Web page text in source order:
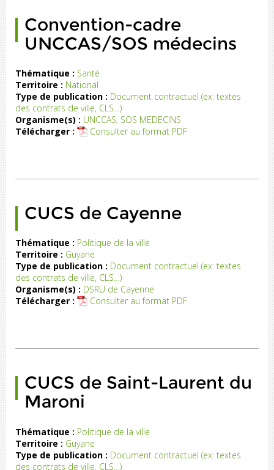
Convention-cadre
UNCCAS/SOS médecins
Thématique : Santé
Territoire : National
Type de publication : Document contractuel (ex: textes
des contrats de ville, CLS…)
Organisme(s) : UNCCAS, SOS MEDECINS
Télécharger :
Consulter au format PDF
CUCS de Cayenne
Thématique : Politique de la ville
Territoire : Guyane
Type de publication : Document contractuel (ex: textes
des contrats de ville, CLS…)
Organisme(s) : DSRU de Cayenne
Télécharger :
Consulter au format PDF
CUCS de Saint-Laurent du
Maroni
Thématique : Politique de la ville
Territoire : Guyane
Type de publication : Document contractuel (ex: textes
des contrats de ville, CLS…)